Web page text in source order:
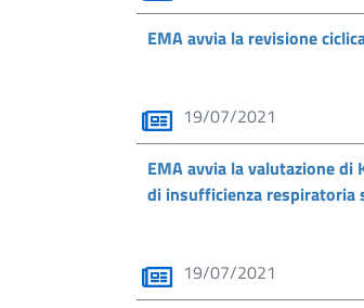
EMA avvia la revisione
19/07/2021
EMA avvia la valutazione
di insufficienza respiratoria
19/07/2021